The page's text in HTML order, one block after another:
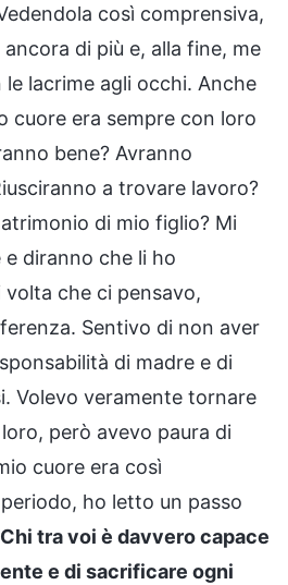
così comprensiva,
di più e, alla fine, me
lacrime agli occhi. Anche
cuore era sempre con loro
bene? Avranno
a trovare lavoro?
di mio figlio? Mi
diranno che li ho
volta che ci pensavo,
Sentivo di non aver
di madre e di
Volevo veramente tornare
però avevo paura di
cuore era così
ho letto un passo
Chi tra voi è davvero capace
e di sacrificare ogni